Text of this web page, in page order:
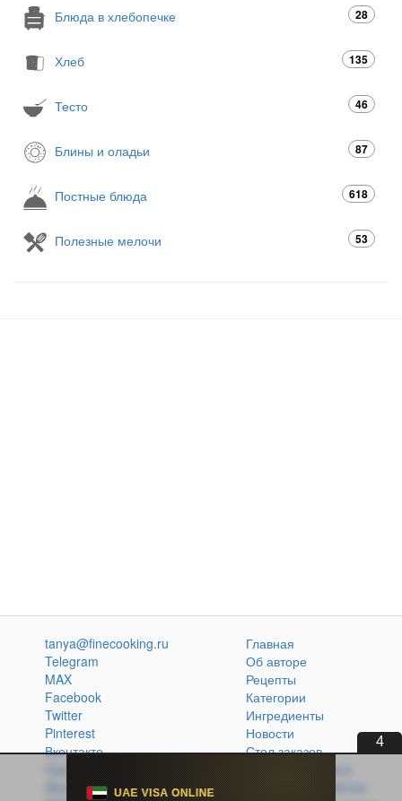
Блюда в хлебопечке 28
Хлеб 135
Тесто 46
Блины и оладьи 87
Постные блюда 618
Полезные мелочи 53
2
tanya@finecooking.ru
Telegram
MAX
Facebook
Twitter
Pinterest
Вконтакте
Одноклассники
Главная
Об авторе
Рецепты
Категории
Ингредиенты
Новости
Стол заказов
Политика обработки